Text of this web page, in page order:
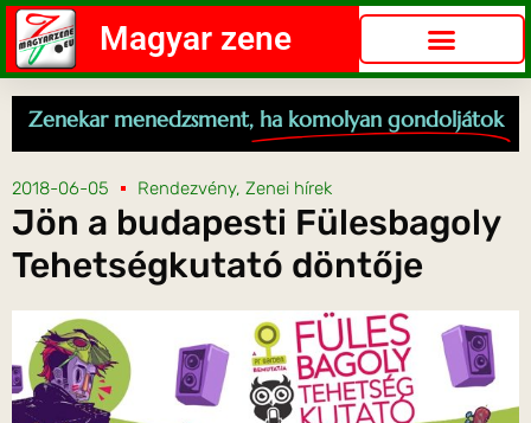
Magyar zene
Zenekar menedzsment, ha komolyan gondoljátok
2018-06-05 Rendezvény, Zenei hírek
Jön a budapesti Fülesbagoly
Tehetségkutató döntője